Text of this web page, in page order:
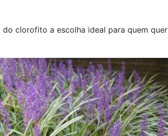
clorofito a escolha ideal para quem quer